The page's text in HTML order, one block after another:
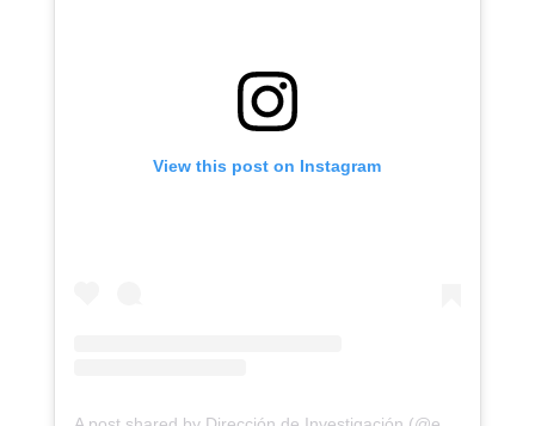
View this post on Instagram